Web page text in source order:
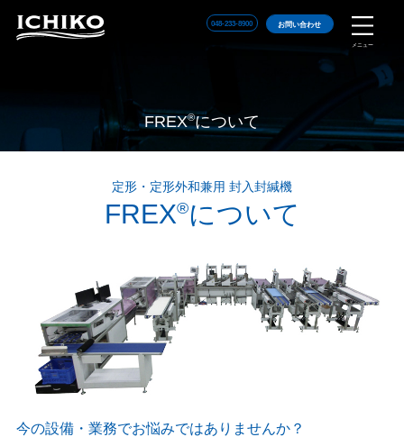
048-233-8900 お問い合わせ
メニュー
FREX®について
定形・定形外和兼用 封入封緘機
FREX®について
今の設備・業務でお悩みではありませんか？